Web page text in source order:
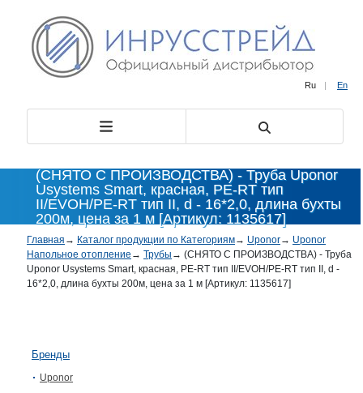
Ru | En
(СНЯТО С ПРОИЗВОДСТВА) - Труба Uponor
Usystems Smart, красная, PE-RT тип
II/EVOH/PE-RT тип II, d - 16*2,0, длина бухты
200м, цена за 1 м [Артикул: 1135617]
Главная → Каталог продукции по Категориям→ Uponor→ Uponor
Напольное отопление → Трубы → (СНЯТО С ПРОИЗВОДСТВА) - Труба
Uponor Usystems Smart, красная, PE-RT тип II/EVOH/PE-RT тип II, d -
16*2,0, длина бухты 200м, цена за 1 м [Артикул: 1135617]
Бренды
Uponor